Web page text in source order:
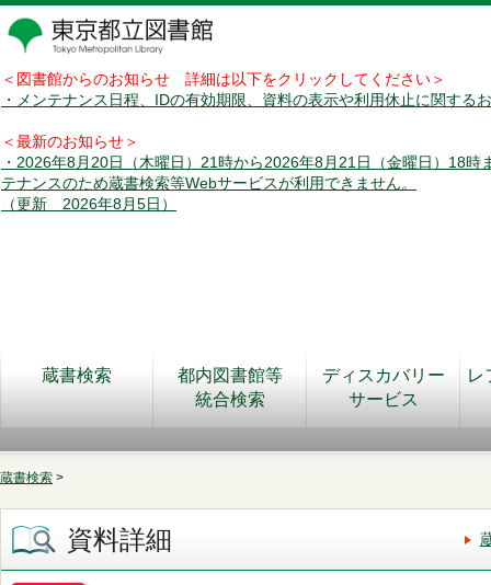
＜図書館からのお知らせ 詳細は以下をクリックしてください＞
・メンテナンス日程、IDの有効期限、資料の表示や利用休止に関する
＜最新のお知らせ＞
・2026年8月20日（木曜日）21時から2026年8月21日（金曜日）18時
テナンスのため蔵書検索等Webサービスが利用できません。
（更新 2026年8月5日）
蔵書検索
都内図書館等
統合検索
ディスカバリー
サービス
レ
蔵書検索 >
資料詳細